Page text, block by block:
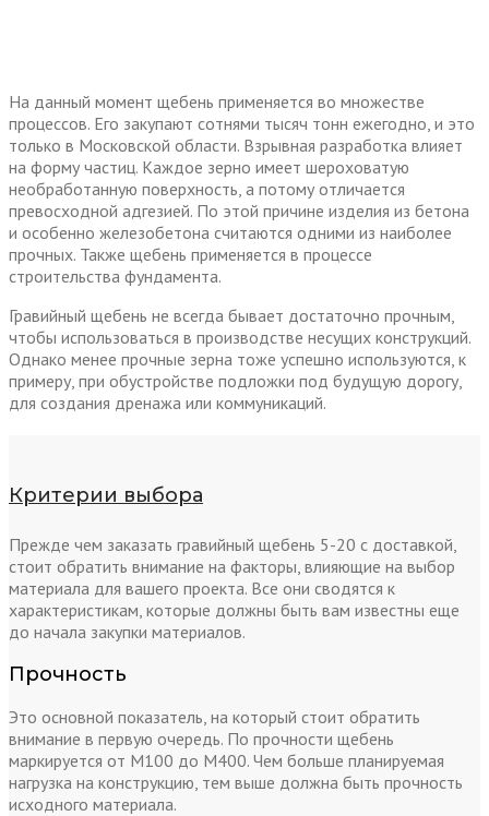
На данный момент щебень применяется во множестве
процессов. Его закупают сотнями тысяч тонн ежегодно, и это
только в Московской области. Взрывная разработка влияет
на форму частиц. Каждое зерно имеет шероховатую
необработанную поверхность, а потому отличается
превосходной адгезией. По этой причине изделия из бетона
и особенно железобетона считаются одними из наиболее
прочных. Также щебень применяется в процессе
строительства фундамента.
Гравийный щебень не всегда бывает достаточно прочным,
чтобы использоваться в производстве несущих конструкций.
Однако менее прочные зерна тоже успешно используются, к
примеру, при обустройстве подложки под будущую дорогу,
для создания дренажа или коммуникаций.
Критерии выбора
Прежде чем заказать гравийный щебень 5-20 с доставкой,
стоит обратить внимание на факторы, влияющие на выбор
материала для вашего проекта. Все они сводятся к
характеристикам, которые должны быть вам известны еще
до начала закупки материалов.
Прочность
Это основной показатель, на который стоит обратить
внимание в первую очередь. По прочности щебень
маркируется от М100 до М400. Чем больше планируемая
нагрузка на конструкцию, тем выше должна быть прочность
исходного материала.